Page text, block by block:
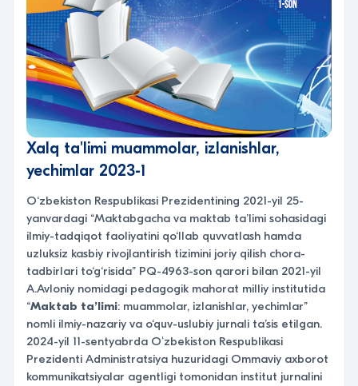
Xalq ta'limi muammolar, izlanishlar,
yechimlar 2023-1
O‘zbekiston Respublikasi Prezidentining 2021-yil 25-
yanvardagi “Maktabgacha va maktab ta’limi sohasidagi
ilmiy-tadqiqot faoliyatini qo‘llab quvvatlash hamda
uzluksiz kasbiy rivojlantirish tizimini joriy qilish chora-
tadbirlari to‘g‘risida” PQ-4963-son qarori bilan 2021-yil
A.Avloniy nomidagi pedagogik mahorat milliy institutida
“Maktab ta’limi: muammolar, izlanishlar, yechimlar”
nomli ilmiy-nazariy va o‘quv-uslubiy jurnali ta’sis etilgan.
2024-yil 11-sentyabrda Oʻzbekiston Respublikasi
Prezidenti Administratsiya huzuridagi Ommaviy axborot
kommunikatsiyalar agentligi tomonidan institut jurnalini